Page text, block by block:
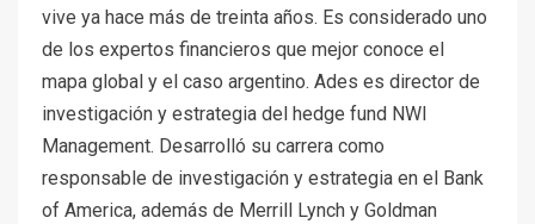
vive ya hace más de treinta años. Es considerado uno
de los expertos financieros que mejor conoce el
mapa global y el caso argentino. Ades es director de
investigación y estrategia del hedge fund NWI
Management. Desarrolló su carrera como
responsable de investigación y estrategia en el Bank
of America, además de Merrill Lynch y Goldman